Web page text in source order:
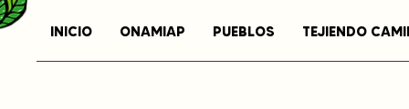
INICIO ONAMIAP PUEBLOS TEJIENDO